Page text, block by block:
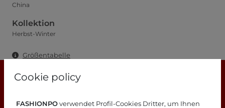
Cookie policy
FASHIONPOverwendet Profil-Cookies Dritter, um Ihnen
China
Kollektion
Herbst-Winter
Größentabelle